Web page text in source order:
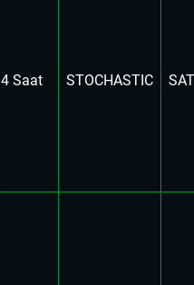
4 Saat STOCHASTIC SAT